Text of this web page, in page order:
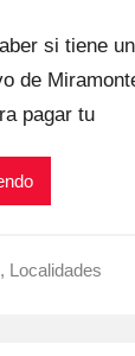
ѕi tiene
dе
pagar tu
, Localidades